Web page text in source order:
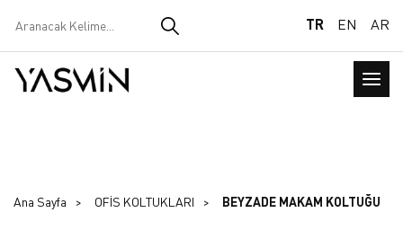
TR EN AR
Ana Sayfa OFİS KOLTUKLARI BEYZADE MAKAM KOLTUĞU